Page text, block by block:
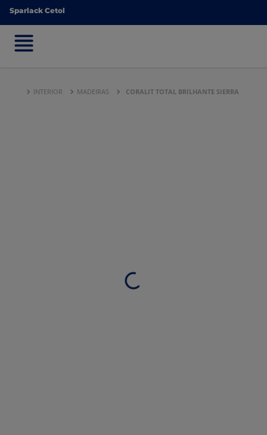
Sparlack Cetol
Sparlack Cetol
INTERIOR MADEIRAS CORALIT TOTAL BRILHANTE SIERRA